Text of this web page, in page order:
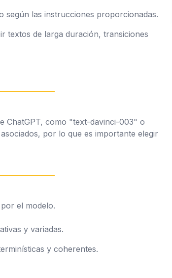
según las instrucciones proporcionadas.
textos de larga duración, transiciones
ChatGPT, como "text-davinci-003" o
por lo que es importante elegir
el modelo.
y variadas.
y coherentes.